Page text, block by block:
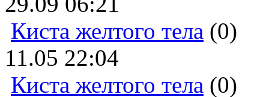
Киста желтого тела (0)
11.05 22:04
Киста желтого тела (0)